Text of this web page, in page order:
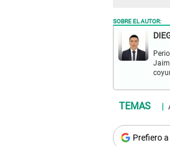
SOBRE EL AUTOR:
Prefiero